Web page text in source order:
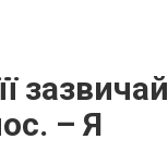
зазвичай
– Я